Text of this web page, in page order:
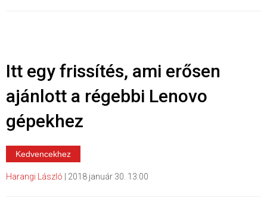
Itt egy frissítés, ami erősen
ajánlott a régebbi Lenovo
gépekhez
Kedvencekhez
Harangi László 2018 január 30. 13:00